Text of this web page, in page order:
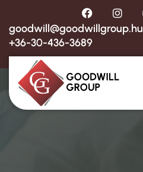
goodwill@goodwillgroup.hu
+36-30-436-3689